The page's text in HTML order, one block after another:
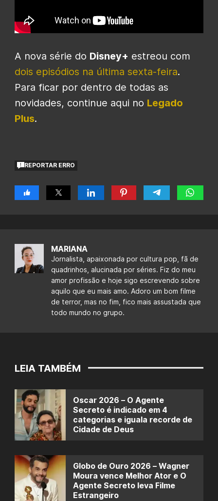
A nova série do Disney+ estreou com
dois episódios na última sexta-feira.
Para ficar por dentro de todas as
novidades, continue aqui no Legado
Plus.
REPORTAR ERRO
MARIANA
Jornalista, apaixonada por cultura pop, fã de
quadrinhos, alucinada por séries. Fiz do meu
amor profissão e hoje sigo escrevendo sobre
aquilo que eu mais amo. Adoro um bom filme
de terror, mas no fim, fico mais assustada que
todo mundo no grupo.
LEIA TAMBÉM
Oscar 2026 – O Agente
Secreto é indicado em 4
categorias e iguala recorde de
Cidade de Deus
Globo de Ouro 2026 – Wagner
Moura vence Melhor Ator e O
Agente Secreto leva Filme
Estrangeiro